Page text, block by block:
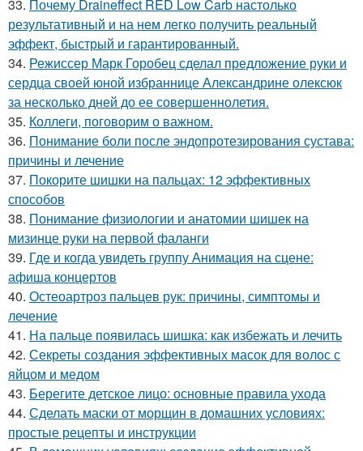
33. Почему Draineffect RED Low Carb настолько
результативный и на нем легко получить реальный
эффект, быстрый и гарантированный.
34. Режиссер Марк Горобец сделал предложение руки и
сердца своей юной избраннице Александрине олексюк
за несколько дней до ее совершеннолетия.
35. Коллеги, поговорим о важном.
36. Понимание боли после эндопротезирования сустава:
причины и лечение
37. Покорите шишки на пальцах: 12 эффективных
способов
38. Понимание физиологии и анатомии шишек на
мизинце руки на первой фаланги
39. Где и когда увидеть группу Анимация на сцене:
афиша концертов
40. Остеоартроз пальцев рук: причины, симптомы и
лечение
41. На пальце появилась шишка: как избежать и лечить
42. Секреты создания эффективных масок для волос с
яйцом и медом
43. Берегите детское лицо: основные правила ухода
44. Сделать маски от морщин в домашних условиях:
простые рецепты и инструкции